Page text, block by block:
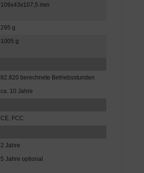
109x43x107,5 mm
295 g
1005 g
82.820 berechnete Betriebsstunden
ca. 10 Jahre
CE, FCC
2 Jahre
5 Jahre optional